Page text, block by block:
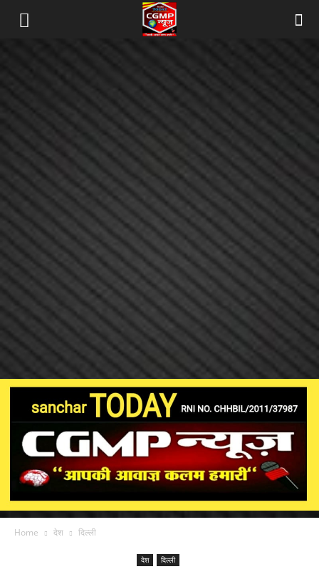
Home देश दिल्ली
देश दिल्ली